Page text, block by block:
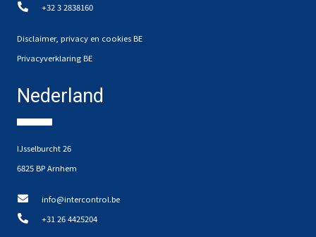
+32 3 2838160
Disclaimer, privacy en cookies BE
Privacyverklaring BE
Nederland
IJsselburcht 26
6825 BP Arnhem
info@intercontrol.be
+31 26 4425204